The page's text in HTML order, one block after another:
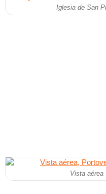
Iglesia de San
Vista aérea